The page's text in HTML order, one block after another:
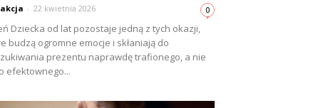
- 22 kwietnia 2026 0
Dziecka od lat pozostaje jedną z tych okazji,
budzą ogromne emocje i skłaniają do
prezentu naprawdę trafionego, a nie
efektownego...